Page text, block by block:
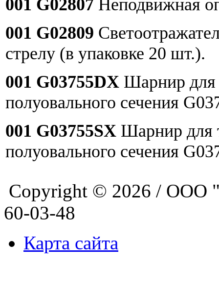
001 G02807 Неподвижная
001 G02809
стрелу (в упаковке 20 шт.).
001 G03755DX Шарнир для
полуовального сечения
001 G03755SX Шарнир для
полуовального сечения
Copyright © 2026 / ООО
60-03-48
Карта сайта